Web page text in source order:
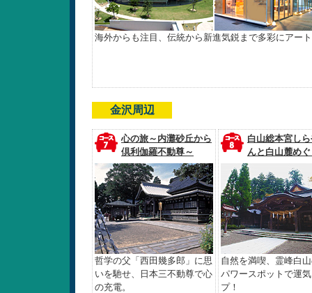
海外からも注目、伝統から新進気鋭まで多彩にアー
金沢周辺
心の旅～内灘砂丘から
倶利伽羅不動尊～
哲学の父「西田幾多郎」に思
いを馳せ、日本三不動尊で心
の充電。
白山総本宮し
んと白山麓め
自然を満喫、霊峰白
パワースポットで運
プ！